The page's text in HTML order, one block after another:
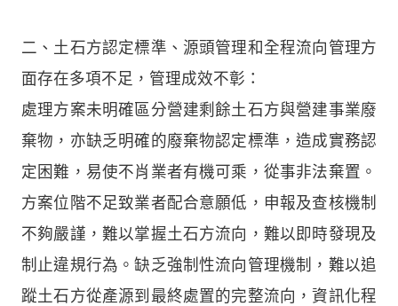
二、土石方認定標準、源頭管理和全程流向管理方
面存在多項不足，管理成效不彰：
處理方案未明確區分營建剩餘土石方與營建事業廢
棄物，亦缺乏明確的廢棄物認定標準，造成實務認
定困難，易使不肖業者有機可乘，從事非法棄置。
方案位階不足致業者配合意願低，申報及查核機制
不夠嚴謹，難以掌握土石方流向，難以即時發現及
制止違規行為。缺乏強制性流向管理機制，難以追
蹤土石方從產源到最終處置的完整流向，資訊化程